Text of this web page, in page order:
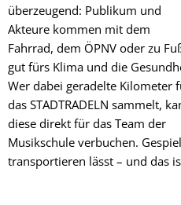
überzeugend: Publikum und
Akteure kommen mit dem
Fahrrad, dem ÖPNV oder zu
gut fürs Klima und die
Wer dabei geradelte Kilometer
das STADTRADELN sammelt,
diese direkt für das Team der
Musikschule verbuchen.
transportieren lässt – und das